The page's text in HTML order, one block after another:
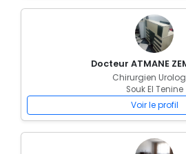
Docteur ATMANE
Chirurgien
Souk El Tenine
Voir le profil